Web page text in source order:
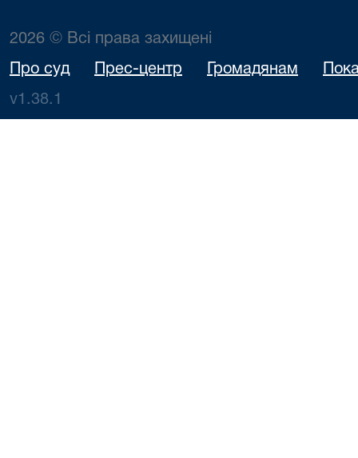
2026 © Всі права захищені
Про суд Прес-центр Громадянам
v1.38.1